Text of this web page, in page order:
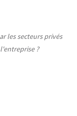
les secteurs privés
?